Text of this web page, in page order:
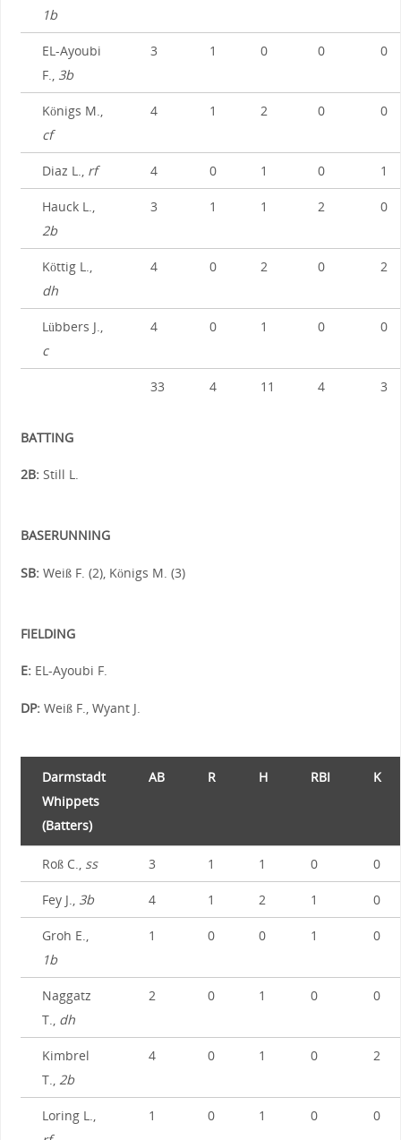
1b
EL-Ayoubi
F., 3b
3 1 0 0 0
Königs M.,
cf
4 1 2 0 0
Diaz L., rf 4 0 1 0 1
Hauck L.,
2b
3 1 1 2 0
Köttig L.,
dh
4 0 2 0 2
Lübbers J.,
c
4 0 1 0 0
33 4 11 4 3
BATTING
2B:Still L.
BASERUNNING
SB:Weiß F. (2), Königs M. (3)
FIELDING
E:EL-Ayoubi F.
DP:Weiß F., Wyant J.
Darmstadt
Whippets
(Batters)
AB R H RBI K
Roß C., ss 3 1 1 0 0
Fey J., 3b 4 1 2 1 0
Groh E.,
1b
1 0 0 1 0
Naggatz
T., dh
2 0 1 0 0
Kimbrel
T., 2b
4 0 1 0 2
Loring L.,
1 0 1 0 0